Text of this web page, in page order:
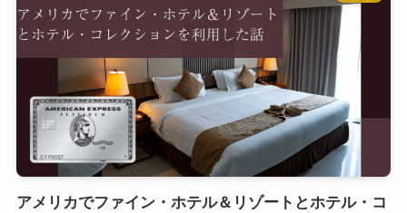
アメリカでファイン・ホテル＆リゾートとホテル・コ